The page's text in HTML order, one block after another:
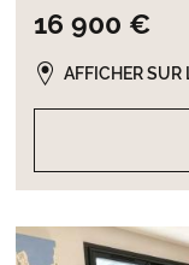
16 900 €
AFFICHER SUR